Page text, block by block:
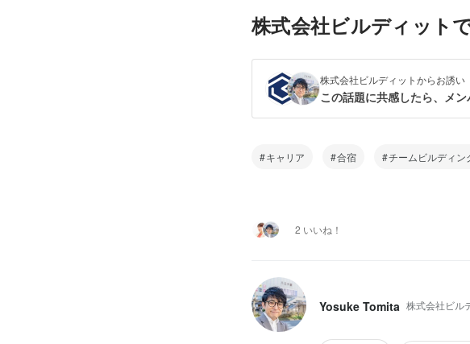
株式会社ビルディット
株式会社ビルディットからお誘い
この話題に共感したら、メ
キャリア 合宿 チームビルディン
2 いいね！
Yosuke Tomita 株式会社ビル